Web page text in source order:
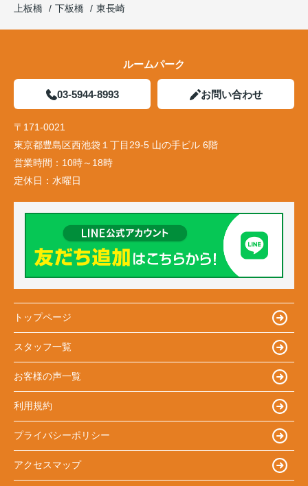
上板橋
下板橋 東長崎
ルームパーク
03-5944-8993 お問い合わせ
〒171-0021
東京都豊島区西池袋１丁目29-5 山の手ビル 6階
営業時間： 10時～18時
定休日： 水曜日
トップページ
スタッフ一覧
お客様の声一覧
利用規約
プライバシーポリシー
アクセスマップ